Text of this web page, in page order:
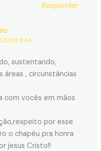
Responder
EM 11:44
sustentando,
, circunstâncias
com vocês em mãos
por esse
o chapéu pra honra
jesus Cristo!!